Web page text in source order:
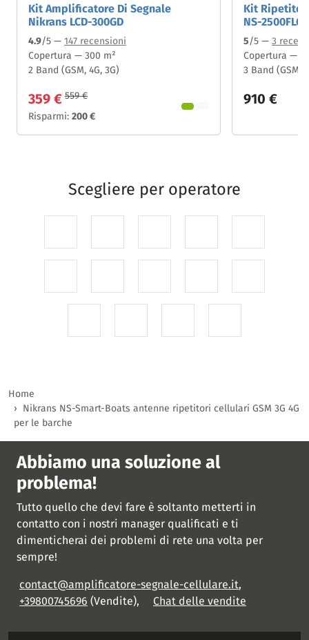
Kit Amplificatore Di Segnale
Nikrans LCD-300GD
4.9/5 — 147 recensioni
Copertura — 300 m²
2 Band (GSM, 4G, 3G)
359 € 559 €
Risparmi: 200 €
Kit
NS-2500FLG
5/5 — 3
Copertura —
3 Band (GSM,
910 €
Scegliere per operatore
Home
Nikrans NS-Smart-Boats antenne ripetitori cellulari GSM 3G 4G
per le barche
Abbiamo una soluzione al
problema!
Tutto quello che devi fare è soltanto metterti in
contatto con i nostri manager qualificati e ti
dimenticherai dei problemi di rete una volta per
sempre!
contact@amplificatore-segnale-cellulare.it,
+39800745696 (Vendite), Chat delle vendite